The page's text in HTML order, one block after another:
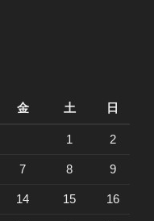
金 土 日
1 2
7 8 9
14 15 16